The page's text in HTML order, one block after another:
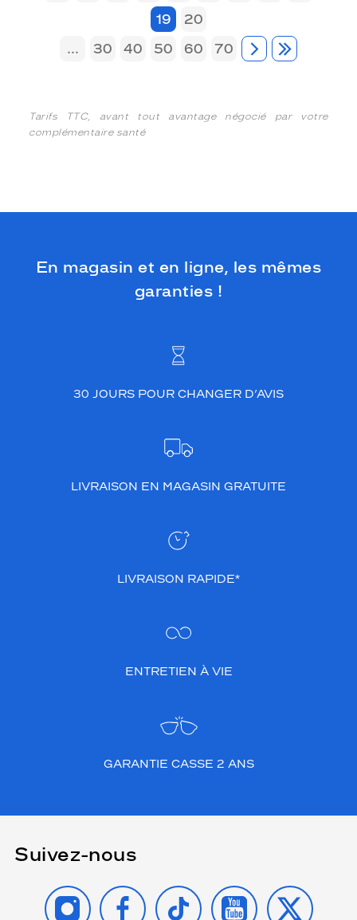
19
20
...
30 40 50 60 70
Tarifs TTC, avant tout avantage négocié par votre
complémentaire santé
En magasin et en ligne, les mêmes
garanties !
30 JOURS POUR CHANGER D’AVIS
LIVRAISON EN MAGASIN GRATUITE
LIVRAISON RAPIDE*
ENTRETIEN À VIE
GARANTIE CASSE 2 ANS
Suivez-nous
INSTAGRAMFACEBOOK
TIKTOK YOUTUBE
X